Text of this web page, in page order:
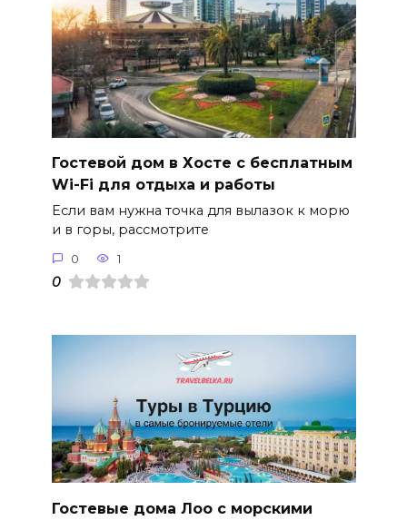
Гостевой дом в Хосте с бесплатным
Wi-Fi для отдыха и работы
Если вам нужна точка для вылазок к морю
и в горы, рассмотрите
0 1
0
Гостевые дома Лоо с морскими